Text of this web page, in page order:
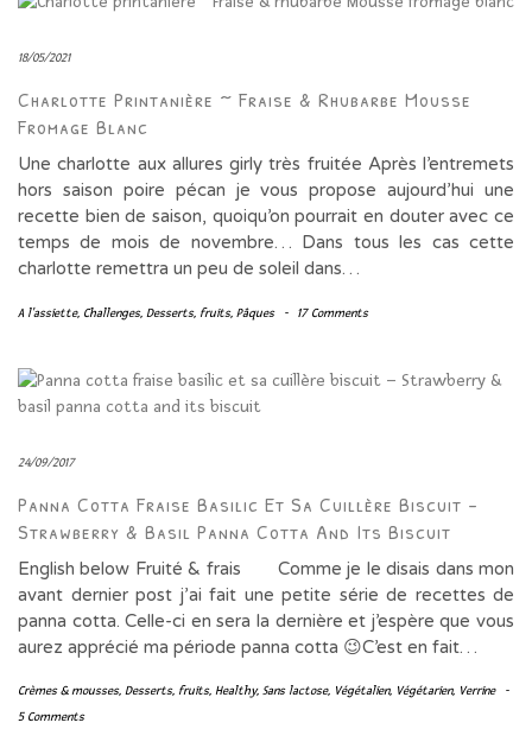
18/05/2021
Charlotte Printanière ~ Fraise & Rhubarbe Mousse
Fromage Blanc
Une charlotte aux allures girly très fruitée Après l’entremets
hors saison poire pécan je vous propose aujourd’hui une
recette bien de saison, quoiqu’on pourrait en douter avec ce
temps de mois de novembre… Dans tous les cas cette
charlotte remettra un peu de soleil dans…
A l'assiette, Challenges, Desserts, fruits, Pâques - 17 Comments
24/09/2017
Panna Cotta Fraise Basilic Et Sa Cuillère Biscuit –
Strawberry & Basil Panna Cotta And Its Biscuit
English below Fruité & frais Comme je le disais dans mon
avant dernier post j’ai fait une petite série de recettes de
panna cotta. Celle-ci en sera la dernière et j’espère que vous
aurez apprécié ma période panna cotta 😉C’est en fait…
Crèmes & mousses, Desserts, fruits, Healthy, Sans lactose, Végétalien, Végétarien, Verrine
-
5 Comments